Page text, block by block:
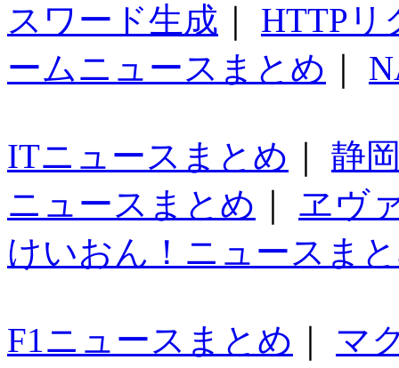
スワード生成
HTTPリ
ームニュースまとめ
ITニュースまとめ
静
ニュースまとめ
ヱヴ
けいおん！ニュースま
F1ニュースまとめ
マ